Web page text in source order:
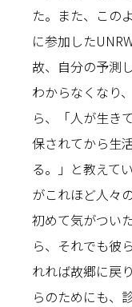
た。また、この
に参加した
故、自分の予測
わからなくなり
ら、「人が生き
保されてから生
る。」と教えて
がこれほど人々
初めて気がつい
ら、それでも彼
れれば故郷に戻
らのためにも、